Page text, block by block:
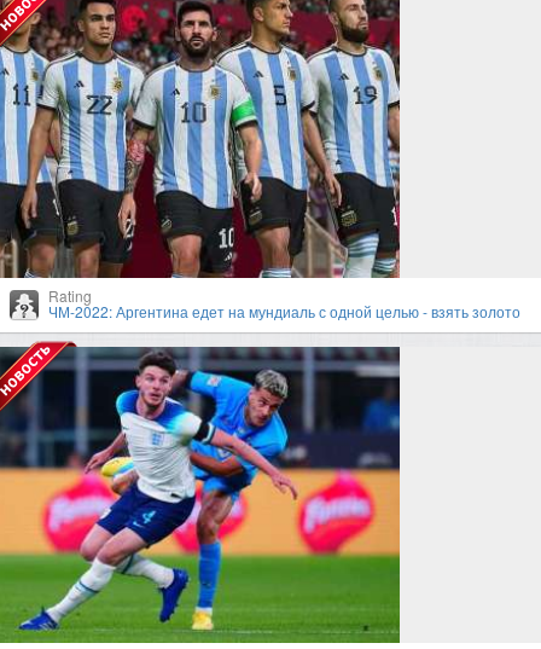
Rating
ЧМ-2022: Аргентина едет на мундиаль с одной целью - взять золото